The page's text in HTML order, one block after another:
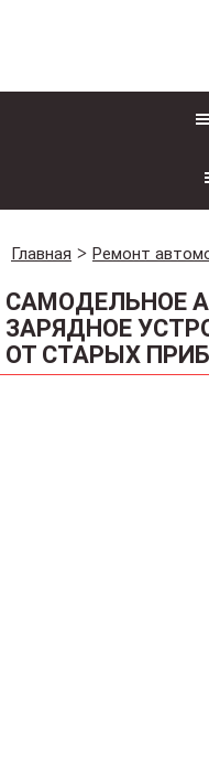
Главная Ремонт
САМОДЕЛЬНОЕ
ЗАРЯДНОЕ
ОТ СТАРЫХ